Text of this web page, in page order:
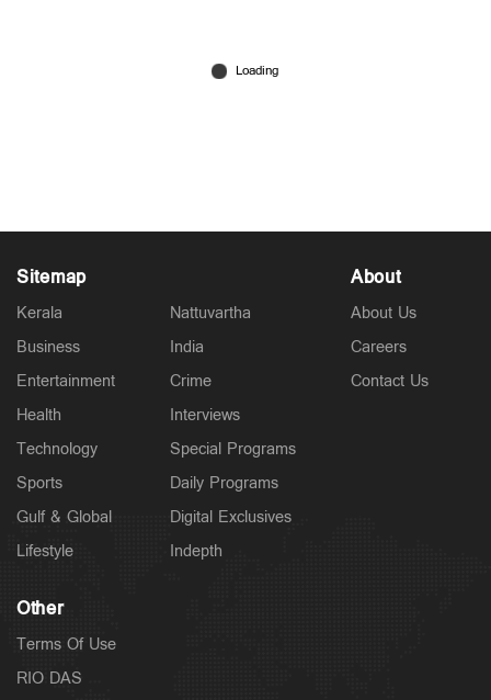
മറൈൻ ഡ്രൈവിൽ ഫ്ലാറ്റിന്റെ കാർ പാർക്കിങ്ങിൽ
കലക്ടറേറ്റിലെ ക്ലാർക്ക് ജീവനൊടുക്കി; സമ്മർദ്ദമെന്ന്
1 hour ago
Sitemap
Kerala
Business
Entertainment
Health
Technology
Sports
Gulf & Global
Lifestyle
Nattuvartha
India
Crime
Interviews
Special Programs
Daily Programs
Digital Exclusives
Indepth
About
About Us
Careers
Contact Us
Other
Terms Of Use
RIO DAS